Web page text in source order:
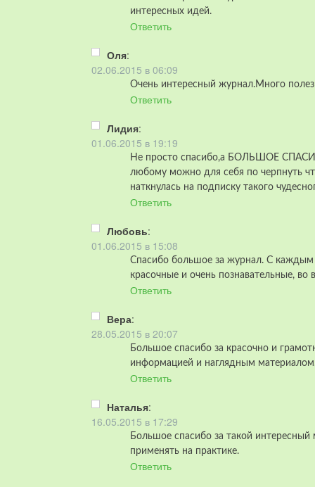
интересных идей.
Ответить
Оля:
02.06.2015 в 06:09
Очень интересный журнал.Много
Ответить
Лидия:
01.06.2015 в 19:19
Не просто спасибо,а БОЛЬШОЕ
любому можно для себя по черпнуть
наткнулась на подписку такого
Ответить
Любовь:
01.06.2015 в 15:08
Спасибо большое за журнал. С каждым
красочные и очень познавательные,
Ответить
Вера:
28.05.2015 в 20:07
Большое спасибо за красочно и
информацией и наглядным
Ответить
Наталья:
16.05.2015 в 17:29
Большое спасибо за такой интересный
применять на практике.
Ответить